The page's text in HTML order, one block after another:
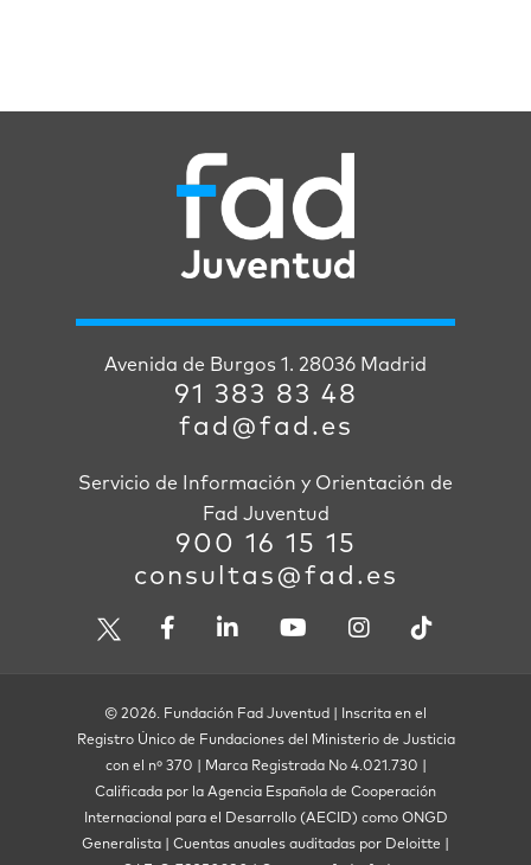
Avenida de Burgos 1. 28036 Madrid
91 383 83 48
fad@fad.es
Servicio de Información y Orientación de
Fad Juventud
900 16 15 15
consultas@fad.es
© 2026. Fundación Fad Juventud | Inscrita en el
Registro Único de Fundaciones del Ministerio de Justicia
con el nº 370 | Marca Registrada No 4.021.730 |
Calificada por la Agencia Española de Cooperación
Internacional para el Desarrollo (AECID) como ONGD
Generalista | Cuentas anuales auditadas por Deloitte |